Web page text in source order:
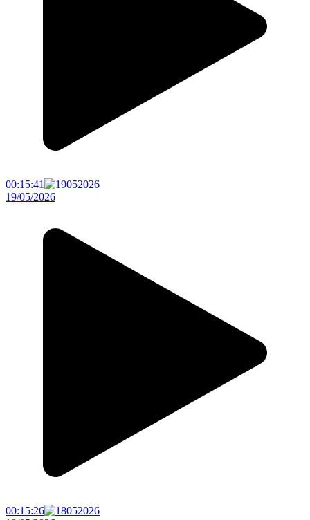
00:15:41
19/05/2026
00:15:26